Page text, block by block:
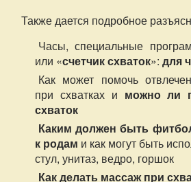
Также дается подробное
Часы, специальные
или «счетчик схваток»: для
Как может помочь
при схватках и можно ли
схваток
Каким должен быть
к родам и как могут быть
стул, унитаз, ведро, горшок
Как делать массаж при